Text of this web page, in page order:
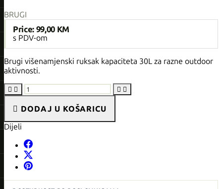
BRUGI
Price: 99,00 KM
s PDV-om
Brugi višenamjenski ruksak kapaciteta 30L za razne outdoor
aktivnosti.
   
 DODAJ U KOŠARICU
Dijeli